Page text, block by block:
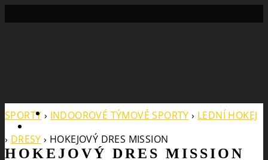
Search
HOKEJOVÝ DRES MISSION
SPORTY › INDOOROVÉ TÝMOVÉ SPORTY › LEDNÍ HOKEJ
› DRESY › HOKEJOVÝ DRES MISSION